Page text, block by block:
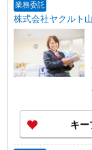
業務委託
株式会社ヤクルト
キー